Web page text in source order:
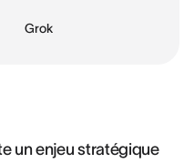
Grok
un enjeu stratégique